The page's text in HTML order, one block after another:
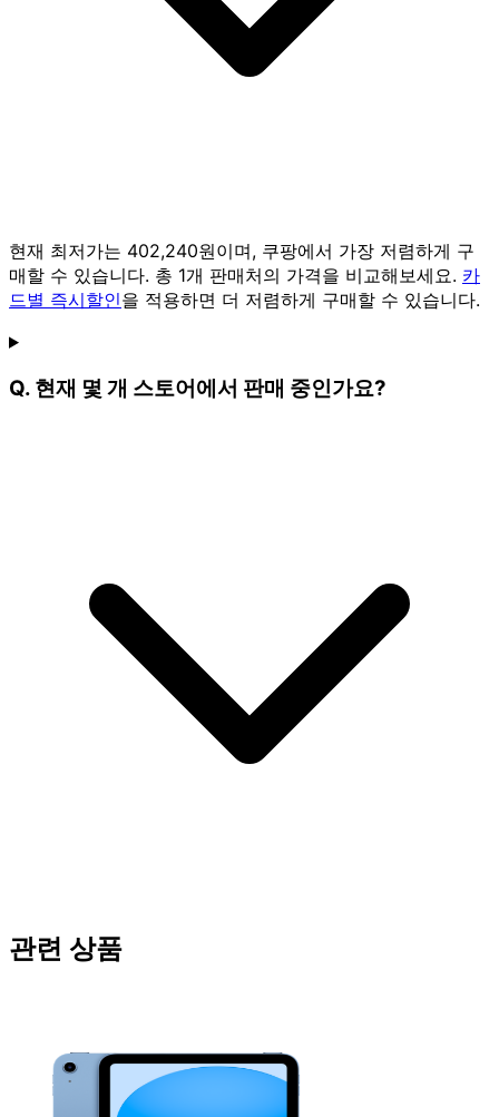
현재 최저가는 402,240원이며, 쿠팡에서 가장 저렴하게 구
매할 수 있습니다. 총 1개 판매처의 가격을 비교해보세요. 카
드별 즉시할인을 적용하면 더 저렴하게 구매할 수 있습니다.
Q. 현재 몇 개 스토어에서 판매 중인가요?
관련 상품